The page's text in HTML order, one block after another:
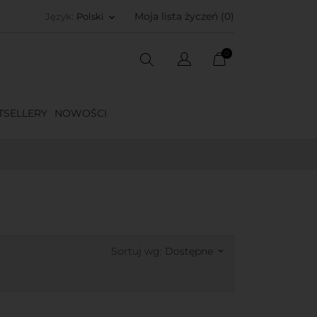
Język: Polski keyboard_arrow_down Moja lista życzeń (0)
0
NOWOŚCI
Sortuj wg: Dostępne keyboard_arrow_down